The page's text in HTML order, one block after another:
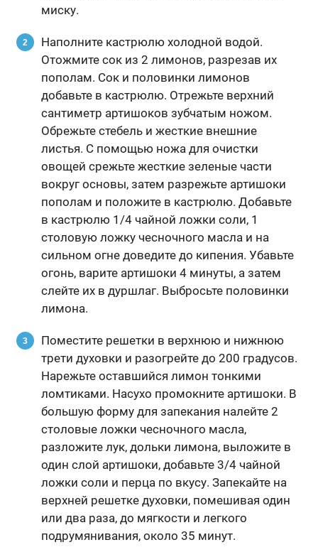
миску.
Наполните кастрюлю холодной водой.
Отожмите сок из 2 лимонов, разрезав их
пополам. Сок и половинки лимонов
добавьте в кастрюлю. Отрежьте верхний
сантиметр артишоков зубчатым ножом.
Обрежьте стебель и жесткие внешние
листья. С помощью ножа для очистки
овощей срежьте жесткие зеленые части
вокруг основы, затем разрежьте артишоки
пополам и положите в кастрюлю. Добавьте
в кастрюлю 1/4 чайной ложки соли, 1
столовую ложку чесночного масла и на
сильном огне доведите до кипения. Убавьте
огонь, варите артишоки 4 минуты, а затем
слейте их в дуршлаг. Выбросьте половинки
лимона.
Поместите решетки в верхнюю и нижнюю
трети духовки и разогрейте до 200 градусов.
Нарежьте оставшийся лимон тонкими
ломтиками. Насухо промокните артишоки. В
большую форму для запекания налейте 2
столовые ложки чесночного масла,
разложите лук, дольки лимона, выложите в
один слой артишоки, добавьте 3/4 чайной
ложки соли и перца по вкусу. Запекайте на
верхней решетке духовки, помешивая один
или два раза, до мягкости и легкого
подрумянивания, около 35 минут.